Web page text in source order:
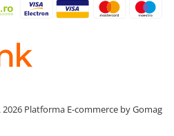
Platforma E-commerce by Gomag